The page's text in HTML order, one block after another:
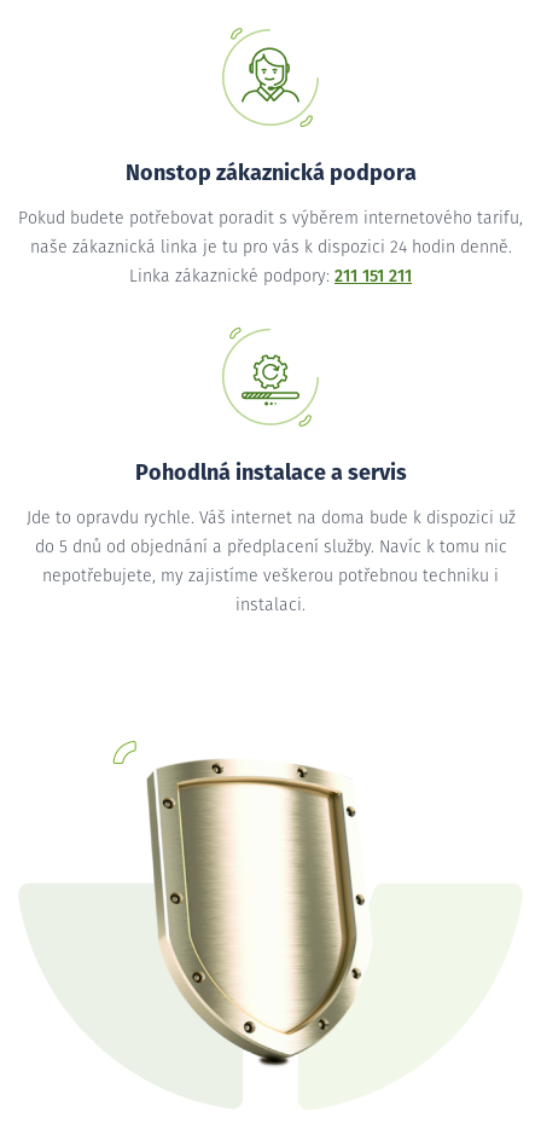
Nonstop zákaznická podpora
Pokud budete potřebovat poradit s výběrem internetového tarifu,
naše zákaznická linka je tu pro vás k dispozici 24 hodin denně.
Linka zákaznické podpory: 211 151 211
Pohodlná instalace a servis
Jde to opravdu rychle. Váš internet na doma bude k dispozici už
do 5 dnů od objednání a předplacení služby. Navíc k tomu nic
nepotřebujete, my zajistíme veškerou potřebnou techniku i
instalaci.